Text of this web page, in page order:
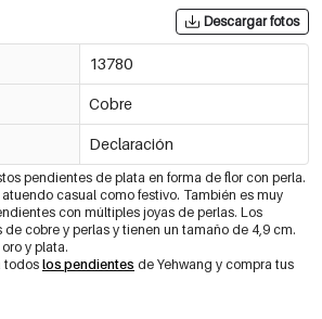
Descargar fotos
13780
Cobre
Declaración
pendientes de plata en forma de flor con perla.
casual como festivo. También es muy
con múltiples joyas de perlas. Los
cobre y perlas y tienen un tamaño de 4,9 cm.
y plata.
todos los pendientes de Yehwang y compra tus